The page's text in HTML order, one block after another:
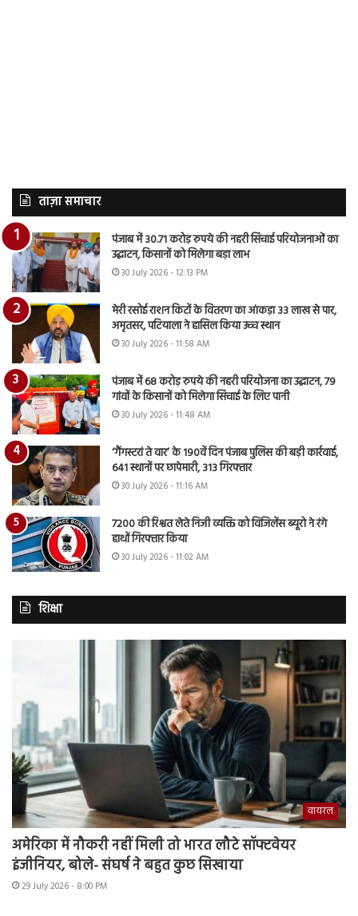
ताज़ा समाचार
पंजाब में 30.71 करोड़ रुपये की नहरी सिंचाई परियोजनाओं का
उद्घाटन, किसानों को मिलेगा बड़ा लाभ
30 July 2026 - 12:13 PM
मेरी रसोई राशन किटों के वितरण का आंकड़ा 33 लाख से पार,
अमृतसर, पटियाला ने हासिल किया उच्च स्थान
30 July 2026 - 11:58 AM
पंजाब में 68 करोड़ रुपये की नहरी परियोजना का उद्घाटन, 79
गांवों के किसानों को मिलेगा सिंचाई के लिए पानी
30 July 2026 - 11:48 AM
‘गैंगस्टरां ते वार’ के 190वें दिन पंजाब पुलिस की बड़ी कार्रवाई,
641 स्थानों पर छापेमारी, 313 गिरफ्तार
30 July 2026 - 11:16 AM
7200 की रिश्वत लेते निजी व्यक्ति को विजिलेंस ब्यूरो ने रंगे
हाथों गिरफ्तार किया
30 July 2026 - 11:02 AM
शिक्षा
वायरल
अमेरिका में नौकरी नहीं मिली तो भारत लौटे सॉफ्टवेयर
इंजीनियर, बोले- संघर्ष ने बहुत कुछ सिखाया
29 July 2026 - 8:00 PM